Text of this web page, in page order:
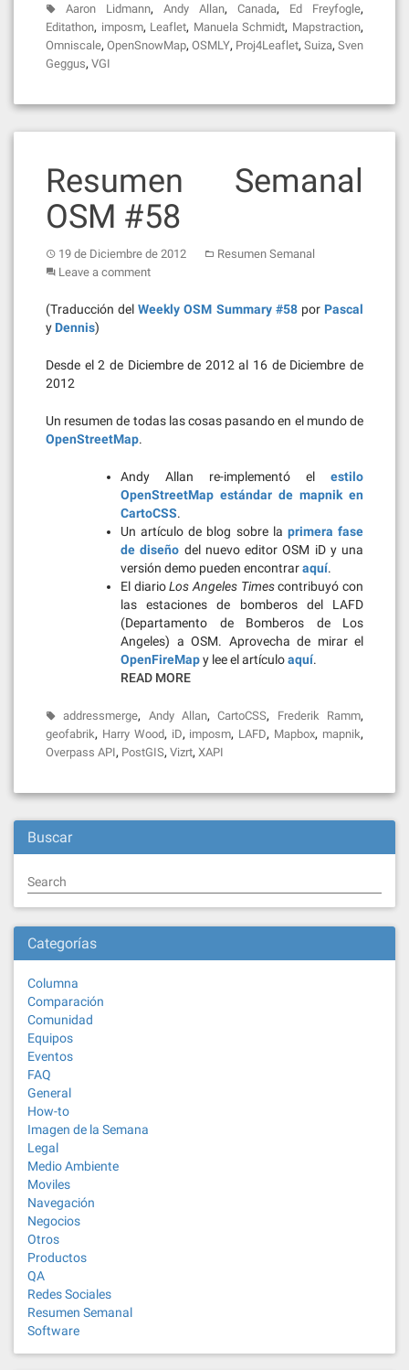
Aaron Lidmann, Andy Allan, Canada, Ed Freyfogle,
Editathon, imposm, Leaflet, Manuela Schmidt, Mapstraction,
Omniscale, OpenSnowMap, OSMLY, Proj4Leaflet, Suiza, Sven
Geggus, VGI
Resumen Semanal
OSM #58
19 de Diciembre de 2012
Resumen Semanal
Leave a comment
(Traducción delWeekly OSM Summary #58por Pascal
y Dennis)
Desde el 2 de Diciembre de 2012 al 16 de Diciembre de
2012
Un resumen de todas las cosas pasando en el mundo de
OpenStreetMap.
Andy Allan re-implementó el estilo
OpenStreetMap estándar de mapnik en
CartoCSS.
Un artículo de blog sobre la primera fase
de diseño del nuevo editor OSM iD y una
versión demo pueden encontraraquí.
El diarioLos Angeles Timescontribuyó con
las estaciones de bomberos del LAFD
(Departamento de Bomberos de Los
Angeles) a OSM. Aprovecha de mirar el
OpenFireMapy lee el artículoaquí.
READ MORE
addressmerge, Andy Allan,CartoCSS, Frederik Ramm,
geofabrik, Harry Wood, iD, imposm, LAFD, Mapbox, mapnik,
Overpass API, PostGIS, Vizrt, XAPI
Buscar
Search
Categorías
Columna
Comparación
Comunidad
Equipos
Eventos
FAQ
General
How-to
Imagen de la Semana
Legal
Medio Ambiente
Moviles
Navegación
Negocios
Otros
Productos
QA
Redes Sociales
Resumen Semanal
Software